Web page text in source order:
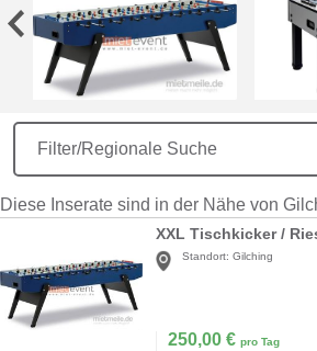
Filter/Regionale Suche
Diese Inserate sind in der Nähe von
XXL Tischkicker /
Standort: Gilching
250,00 € pro Tag